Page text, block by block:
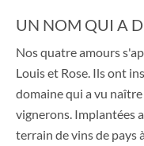
UN NOM QUI A
Nos quatre amours
Louis et Rose. Ils ont
domaine qui a vu
vignerons. Implantées
terrain de vins de pays